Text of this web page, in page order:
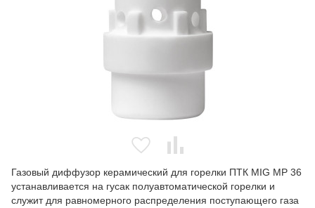
Газовый диффузор керамический для горелки ПТК MIG MP 36
устанавливается на гусак полуавтоматической горелки и
служит для равномерного распределения поступающего газа